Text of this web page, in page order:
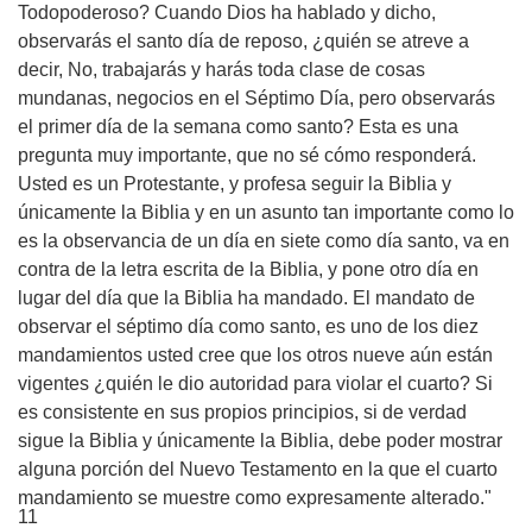
Todopoderoso? Cuando Dios ha hablado y dicho,
observarás el santo día de reposo, ¿quién se atreve a
decir, No, trabajarás y harás toda clase de cosas
mundanas, negocios en el Séptimo Día, pero observarás
el primer día de la semana como santo? Esta es una
pregunta muy importante, que no sé cómo responderá.
Usted es un Protestante, y profesa seguir la Biblia y
únicamente la Biblia y en un asunto tan importante como lo
es la observancia de un día en siete como día santo, va en
contra de la letra escrita de la Biblia, y pone otro día en
lugar del día que la Biblia ha mandado. El mandato de
observar el séptimo día como santo, es uno de los diez
mandamientos usted cree que los otros nueve aún están
vigentes ¿quién le dio autoridad para violar el cuarto? Si
es consistente en sus propios principios, si de verdad
sigue la Biblia y únicamente la Biblia, debe poder mostrar
alguna porción del Nuevo Testamento en la que el cuarto
mandamiento se muestre como expresamente alterado."
11